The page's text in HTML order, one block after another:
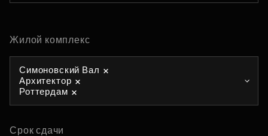
Жилой комплекс
Симоновский Вал
Архитектор
Роттердам
Срок сдачи